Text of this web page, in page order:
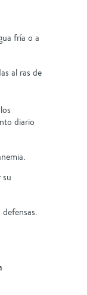
fría o a
al ras de
diario